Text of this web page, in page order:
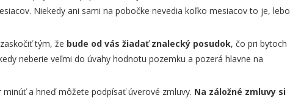
Niekedy ani sami na pobočke nevedia koľko mesiacov to je, lebo
tým, že bude od vás žiadať znalecký posudok, čo pri bytoch
neberie veľmi do úvahy hodnotu pozemku a pozerá hlavne na
a hneď môžete podpísať úverové zmluvy. Na záložné zmluvy si